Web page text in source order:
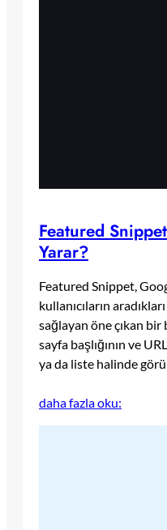
Featured
Yarar?
Featured Snippet,
kullanıcıların
sağlayan öne çıkan
sayfa başlığının ve
ya da liste halinde
daha fazla oku: